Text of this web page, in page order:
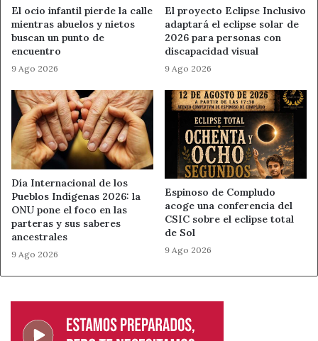
conjunto de España
gimnasia rítmica leonesa
Noticias de León
El ocio infantil pierde la calle
mientras abuelos y nietos
buscan un punto de
encuentro
9 Ago 2026
El proyecto Eclipse Inclusivo
adaptará el eclipse solar de
2026 para personas con
discapacidad visual
9 Ago 2026
Día Internacional de los
Pueblos Indígenas 2026: la
ONU pone el foco en las
parteras y sus saberes
ancestrales
9 Ago 2026
Espinoso de Compludo
acoge una conferencia del
CSIC sobre el eclipse total
de Sol
9 Ago 2026